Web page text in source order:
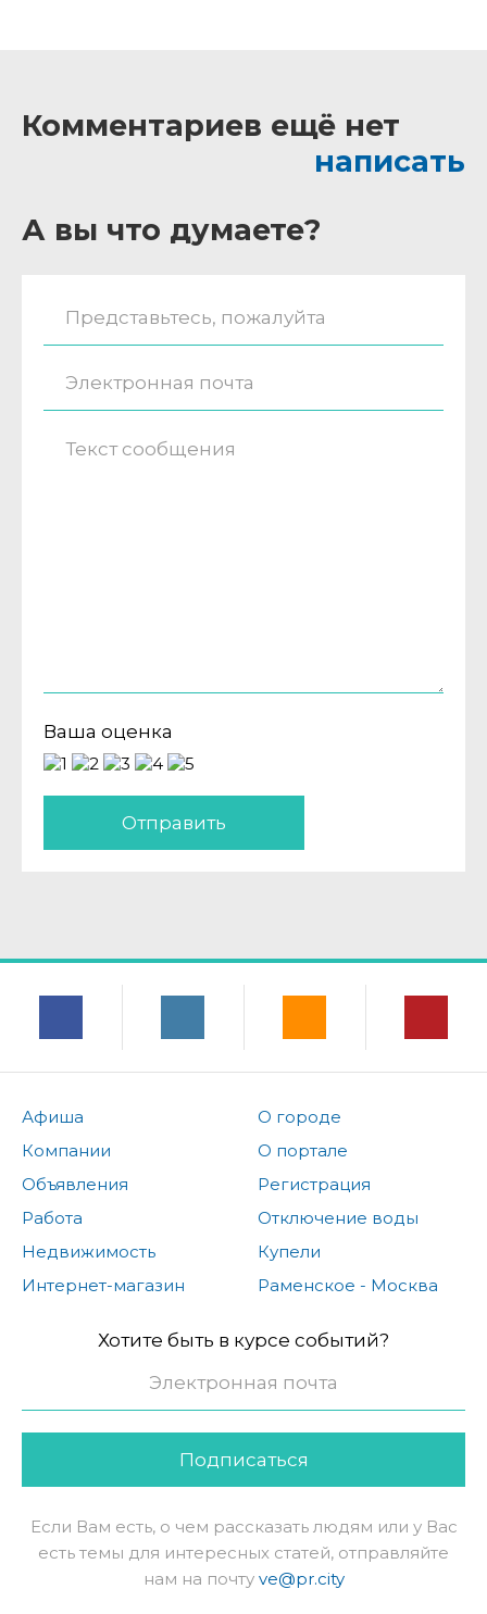
Комментариев ещё нет
написать
А вы что думаете?
Ваша оценка
Отправить
Афиша
Компании
Объявления
Работа
Недвижимость
Интернет-магазин
О городе
О портале
Регистрация
Отключение воды
Купели
Раменское - Москва
Хотите быть в курсе событий?
Подписаться
Если Вам есть, о чем рассказать людям или у Вас
есть темы для интересных статей, отправляйте
нам на почту ve@pr.city